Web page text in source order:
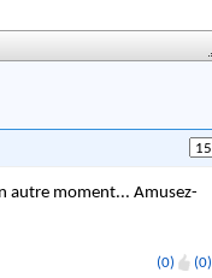
autre moment... Amusez-
(0) (0)